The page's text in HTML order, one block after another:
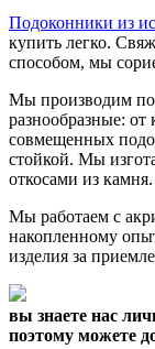
Подоконники из
купить легко.
способом, мы
Мы производим
разнообразные:
совмещенных
стойкой. Мы
откосами из камня.
Мы работаем с
накопленному
изделия за
вы знаете нас
поэтому можете